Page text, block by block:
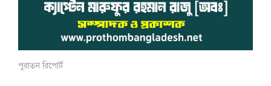
পুরাতন রিপোর্ট